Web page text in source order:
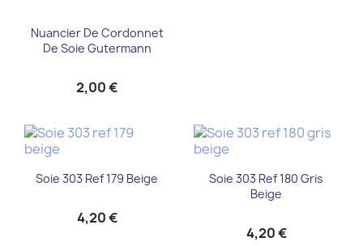
Nuancier De Cordonnet
De Soie Gutermann
2,00 €
Soie 303 Ref 179 Beige
4,20 €
Soie 303 Ref 180 Gris
Beige
4,20 €